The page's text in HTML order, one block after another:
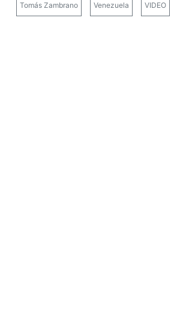
Tomás Zambrano Venezuela VIDEO